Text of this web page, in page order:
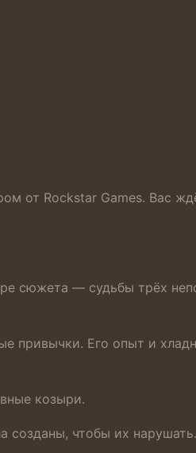
от Rockstar Games. Вас
сюжета — судьбы трёх
привычки. Его опыт и
козыри.
созданы, чтобы их нарушать.